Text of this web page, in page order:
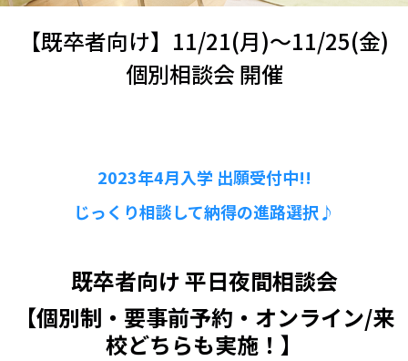
【既卒者向け】11/21(月)～11/25(金)
個別相談会 開催
2023年4月入学 出願受付中!!
じっくり相談して納得の進路選択♪
既卒者向け 平日夜間相談会
【個別制・要事前予約・オンライン/来
校どちらも実施！ 】